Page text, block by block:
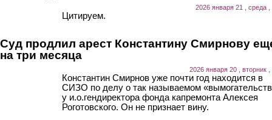
2026 января 21 , среда ,
Цитируем.
Суд продлил арест Константину Смирнову
на три месяца
2026 января 20 , вторник ,
Константин Смирнов уже почти год находится в
СИЗО по делу о так называемом
у и.о.гендиректора фонда капремонта Алексея
Роготовского. Он не признает вину.